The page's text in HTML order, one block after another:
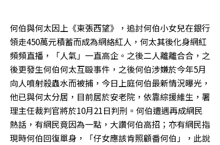
何伯與何太因上《東張西望》，追討何伯小女兒在銀行
領走450萬元積蓄而成為網絡紅人，何太其後化身網紅
頻頻直播，「人氣」一直高企。之後二人離離合合，之
後更發生何伯何太互毆事件，之後何伯涉嫌於今年5月
向人噴射殺蟲水而被捕，今日上庭何伯最新情況曝光，
他已與何太分居，目前居於安老院，依靠綜援維生，署
理主任裁判官將於10月21日判刑。何伯遭遇再成網民
熱話，有網民竟因為一點，大讚何伯高招；亦有網民指
現時何伯回復單身，「仔女應該肯照顧番何伯」，此說